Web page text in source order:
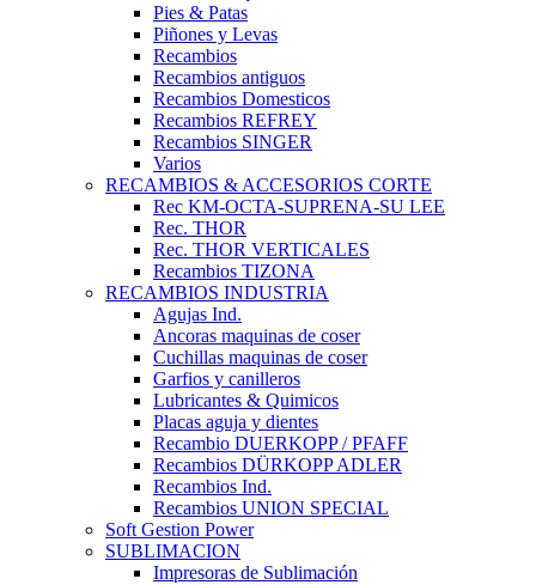
Pies & Patas
Piñones y Levas
Recambios
Recambios antiguos
Recambios Domesticos
Recambios REFREY
Recambios SINGER
Varios
RECAMBIOS & ACCESORIOS CORTE
Rec KM-OCTA-SUPRENA-SU LEE
Rec. THOR
Rec. THOR VERTICALES
Recambios TIZONA
RECAMBIOS INDUSTRIA
Agujas Ind.
Ancoras maquinas de coser
Cuchillas maquinas de coser
Garfios y canilleros
Lubricantes & Quimicos
Placas aguja y dientes
Recambio DUERKOPP / PFAFF
Recambios DÜRKOPP ADLER
Recambios Ind.
Recambios UNION SPECIAL
Soft Gestion Power
SUBLIMACION
Impresoras de Sublimación